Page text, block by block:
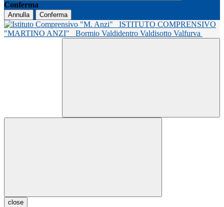
Conferma
Annulla Conferma
ISTITUTO COMPRENSIVO
"MARTINO ANZI"
Bormio Valdidentro Valdisotto Valfurva
close